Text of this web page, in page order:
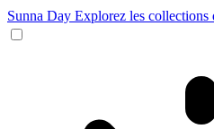
Sunna Day Explorez les collections